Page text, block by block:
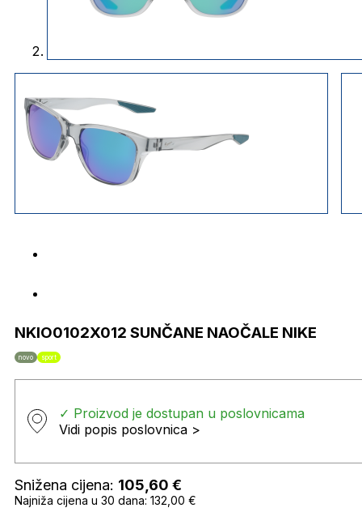
NKIO0102X012 SUNČANE NAOČALE NIKE
novo sport
✓ Proizvod je dostupan u poslovnicama
Vidi popis poslovnica >
Snižena cijena: 105,60 €
Najniža cijena u 30 dana: 132,00 €